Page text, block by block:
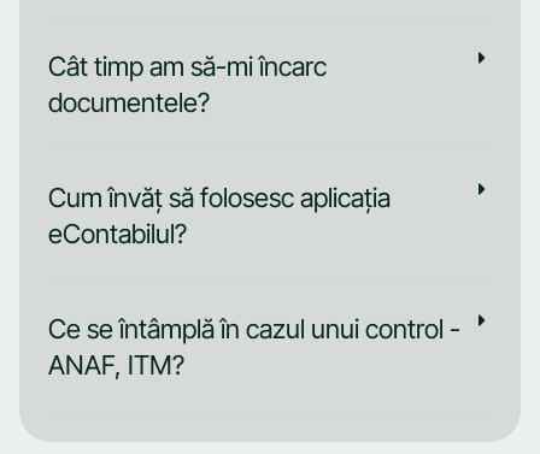
Cât timp am să-mi încarc
documentele?
Cum învăț să folosesc aplicația
eContabilul?
Ce se întâmplă în cazul unui control -
ANAF, ITM?